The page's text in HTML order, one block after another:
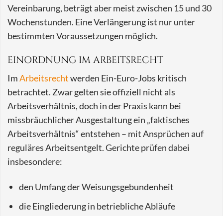
Vereinbarung, beträgt aber meist zwischen 15 und 30
Wochenstunden. Eine Verlängerung ist nur unter
bestimmten Voraussetzungen möglich.
EINORDNUNG IM ARBEITSRECHT
ImArbeitsrechtwerden Ein-Euro-Jobs kritisch
betrachtet. Zwar gelten sie offiziell nicht als
Arbeitsverhältnis, doch in der Praxis kann bei
missbräuchlicher Ausgestaltung ein „faktisches
Arbeitsverhältnis“ entstehen – mit Ansprüchen auf
reguläres Arbeitsentgelt. Gerichte prüfen dabei
insbesondere:
den Umfang der Weisungsgebundenheit
die Eingliederung in betriebliche Abläufe